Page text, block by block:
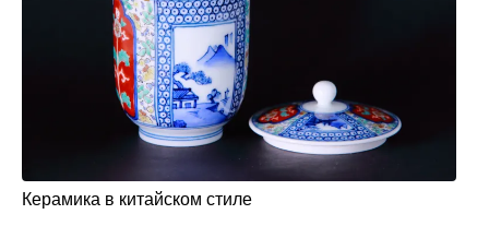
Керамика в китайском стиле